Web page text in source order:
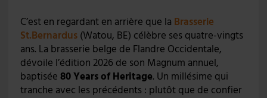
C’est en regardant en arrière que la Brasserie
St.Bernardus(Watou, BE) célèbre ses quatre-vingts
ans. La brasserie belge de Flandre Occidentale,
dévoile l’édition 2026 de son Magnum annuel,
baptisée 80 Years of Heritage. Un millésime qui
tranche avec les précédents : plutôt que de confier